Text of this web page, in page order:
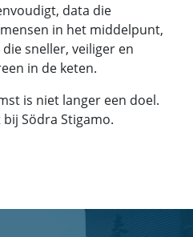
data die
in het middelpunt,
sneller, veiliger en
in de keten.
is niet langer een doel.
Södra Stigamo.